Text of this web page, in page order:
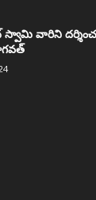
స్వామి వారిని